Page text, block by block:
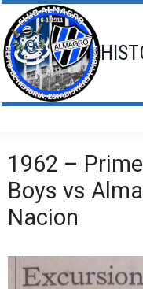
Saltar
al
contenido
1962 –
Boys vs
Nacion